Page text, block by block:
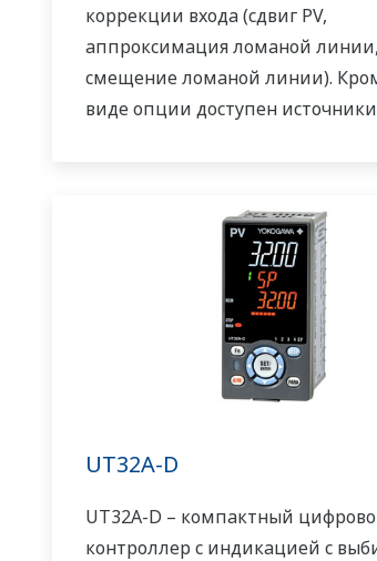
коррекции входа (сдвиг PV,
аппроксимация ломаной линии,
смещение ломаной линии).
виде опции доступен
UT32A-D
UT32A-D – компактный
контроллер с индикацией с